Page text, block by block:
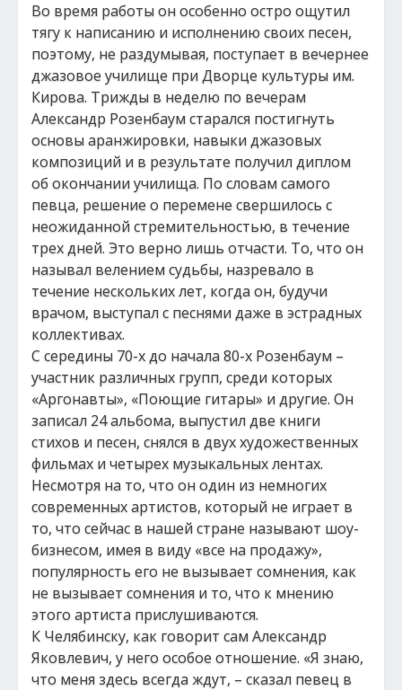
Во время работы он особенно остро ощутил
тягу к написанию и исполнению своих песен,
поэтому, не раздумывая, поступает в вечернее
джазовое училище при Дворце культуры им.
Кирова. Трижды в неделю по вечерам
Александр Розенбаум старался постигнуть
основы аранжировки, навыки джазовых
композиций и в результате получил диплом
об окончании училища. По словам самого
певца, решение о перемене свершилось с
неожиданной стремительностью, в течение
трех дней. Это верно лишь отчасти. То, что он
называл велением судьбы, назревало в
течение нескольких лет, когда он, будучи
врачом, выступал с песнями даже в эстрадных
коллективах.
С середины 70-х до начала 80-х Розенбаум –
участник различных групп, среди которых
«Аргонавты», «Поющие гитары» и другие. Он
записал 24 альбома, выпустил две книги
стихов и песен, снялся в двух художественных
фильмах и четырех музыкальных лентах.
Несмотря на то, что он один из немногих
современных артистов, который не играет в
то, что сейчас в нашей стране называют шоу-
бизнесом, имея в виду «все на продажу»,
популярность его не вызывает сомнения, как
не вызывает сомнения и то, что к мнению
этого артиста прислушиваются.
К Челябинску, как говорит сам Александр
Яковлевич, у него особое отношение. «Я знаю,
что меня здесь всегда ждут, – сказал певец в